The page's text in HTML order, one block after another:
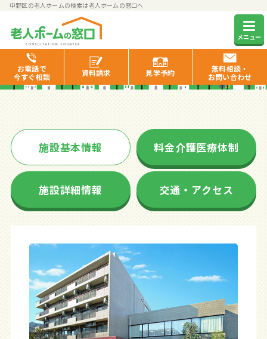
中野区の老人ホームの検索は老人ホームの窓口へ
メニュー
お電話で
今すぐ相談
資料請求 見学予約
無料相談・
お問い合わせ
ニチイホーム中野南台
施設基本情報 料金介護医療体制
施設詳細情報 交通・アクセス